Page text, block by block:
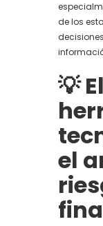
de los
💡
el